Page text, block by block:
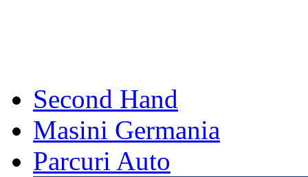
Second Hand
Masini Germania
Parcuri Auto